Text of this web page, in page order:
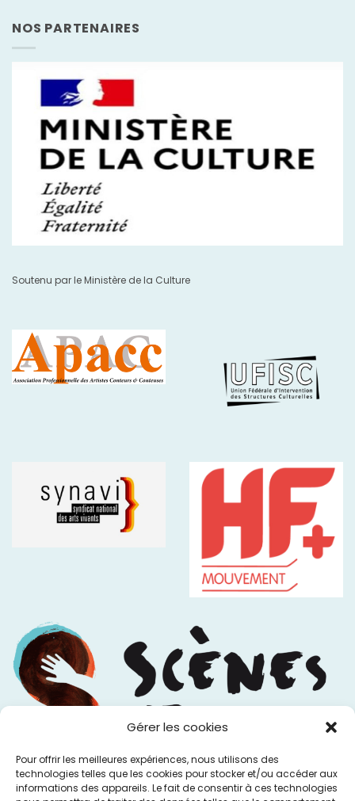
Gérer les cookies
Pour offrir les meilleures expériences, nous utilisons des
technologies telles que les cookies pour stocker et/ou accéder aux
informations des appareils. Le fait de consentir à ces technologies
NOS PARTENAIRES
Soutenu par le Ministère de la Culture